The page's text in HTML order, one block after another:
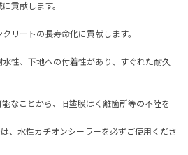
貢献します。
リートの長寿命化に貢献します。
性、下地への付着性があり、すぐれた耐久
なことから、旧塗膜はく離箇所等の不陸を
、水性カチオンシーラーを必ずご使用くださ